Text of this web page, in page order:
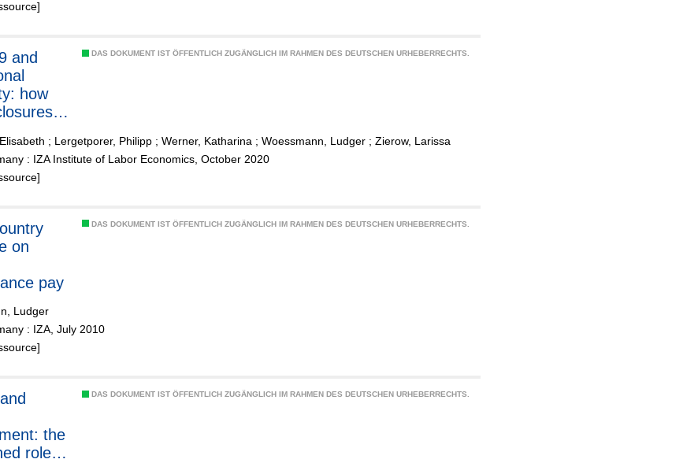
DAS DOKUMENT IST ÖFFENTLICH ZUGÄNGLICH IM RAHMEN DES DEUTSCHEN URHEBERRECHTS.
and
how
; Lergetporer, Philipp ; Werner, Katharina ; Woessmann, Ludger ; Zierow, Larissa
: IZA Institute of Labor Economics, October 2020
DAS DOKUMENT IST ÖFFENTLICH ZUGÄNGLICH IM RAHMEN DES DEUTSCHEN URHEBERRECHTS.
on
pay
Ludger
: IZA, July 2010
DAS DOKUMENT IST ÖFFENTLICH ZUGÄNGLICH IM RAHMEN DES DEUTSCHEN URHEBERRECHTS.
the
roles